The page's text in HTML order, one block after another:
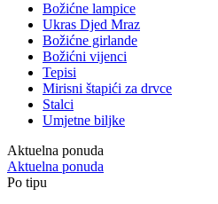
Božićne lampice
Ukras Djed Mraz
Božićne girlande
Božićni vijenci
Tepisi
Mirisni štapići za drvce
Stalci
Umjetne biljke
Aktuelna ponuda
Aktuelna ponuda
Po tipu